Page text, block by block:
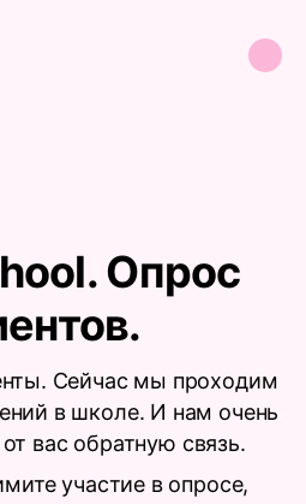
Опрос
Сейчас мы проходим
в школе. И нам очень
вас обратную связь.
участие в опросе,